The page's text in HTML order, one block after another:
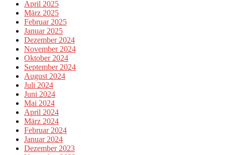
April 2025
März 2025
Februar 2025
Januar 2025
Dezember 2024
November 2024
Oktober 2024
September 2024
August 2024
Juli 2024
Juni 2024
Mai 2024
April 2024
März 2024
Februar 2024
Januar 2024
Dezember 2023